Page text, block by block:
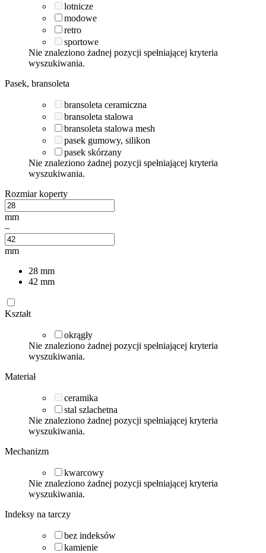
lotnicze
modowe
retro
sportowe
Nie znaleziono żadnej pozycji spełniającej kryteria
wyszukiwania.
Pasek, bransoleta
bransoleta ceramiczna
bransoleta stalowa
bransoleta stalowa mesh
pasek gumowy, silikon
pasek skórzany
Nie znaleziono żadnej pozycji spełniającej kryteria
wyszukiwania.
Rozmiar koperty
mm
–
mm
28 mm
42 mm
Kształt
okrągły
Nie znaleziono żadnej pozycji spełniającej kryteria
wyszukiwania.
Materiał
ceramika
stal szlachetna
Nie znaleziono żadnej pozycji spełniającej kryteria
wyszukiwania.
Mechanizm
kwarcowy
Nie znaleziono żadnej pozycji spełniającej kryteria
wyszukiwania.
Indeksy na tarczy
bez indeksów
kamienie